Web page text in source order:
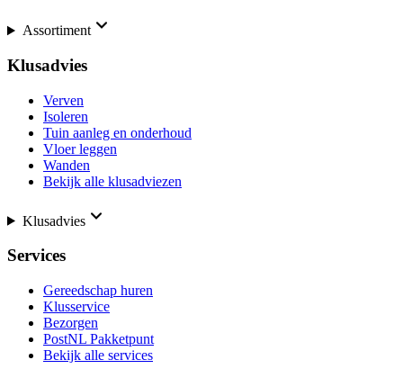
Assortiment
Klusadvies
Verven
Isoleren
Tuin aanleg en onderhoud
Vloer leggen
Wanden
Bekijk alle klusadviezen
Klusadvies
Services
Gereedschap huren
Klusservice
Bezorgen
PostNL Pakketpunt
Bekijk alle services